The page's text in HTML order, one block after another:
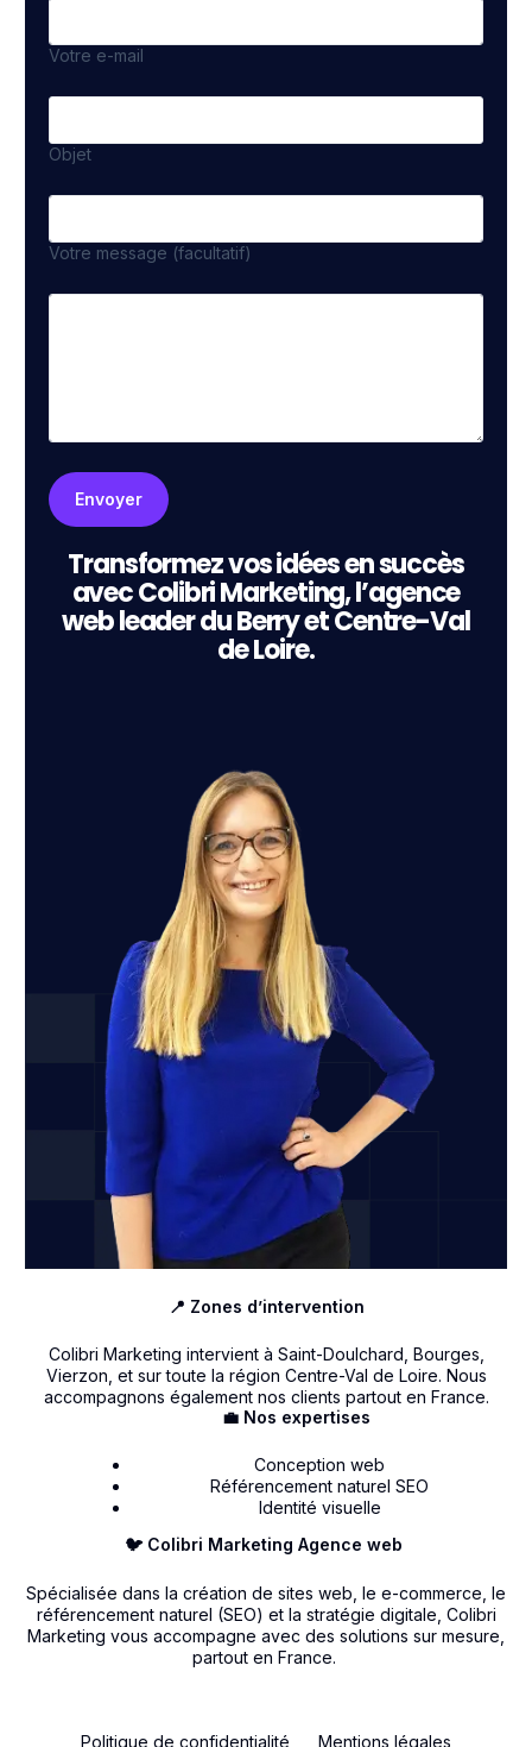
Votre e-mail
Objet
Votre message (facultatif)
Transformez vos idées en succès
avec Colibri Marketing, l’agence
web leader du Berry et Centre-Val
de Loire.
🐦 Colibri Marketing Agence web
Spécialisée dans la création de sites web, le e-commerce, le
référencement naturel (SEO) et la stratégie digitale, Colibri
Marketing vous accompagne avec des solutions sur mesure,
partout en France.
💼 Nos expertises
Conception web
Référencement naturel SEO
Identité visuelle
📍 Zones d’intervention
Colibri Marketing intervient à Saint-Doulchard, Bourges,
Vierzon, et sur toute la région Centre-Val de Loire. Nous
accompagnons également nos clients partout en France.
Politique de confidentialité Mentions légales